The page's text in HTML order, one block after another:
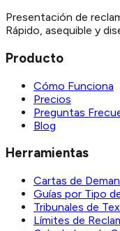
Presentación de
Rápido, asequible y
Producto
Cómo Funciona
Precios
Preguntas
Blog
Herramientas
Cartas de
Guías por Tipo
Tribunales de
Límites de